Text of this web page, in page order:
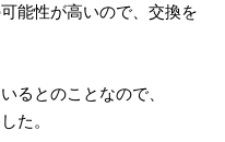
能性が高いので、交換を
るとのことなので、
た。